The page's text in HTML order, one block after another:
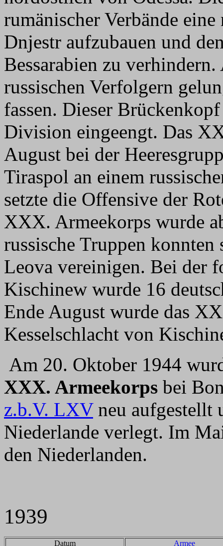
rumänischer Verbände
Dnjestr aufzubauen und
Bessarabien zu
russischen Verfolgern
fassen. Dieser
Division eingeengt. Das
August bei der
Tiraspol an einem
setzte die Offensive der
XXX. Armeekorps wurde
russische Truppen
Leova vereinigen. Bei der
Kischinew wurde 16
Ende August wurde das
Kesselschlacht von
Am 20. Oktober 1944
XXX. Armeekorps bei
z.b.V. LXVneu aufgestellt
Niederlande verlegt. Im
den Niederlanden.
1939
Datum Armee